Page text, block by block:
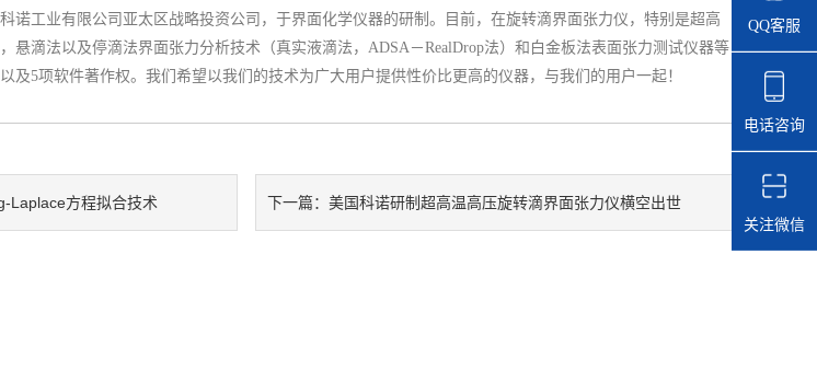
诺工业有限公司亚太区战略投资公司，于界面化学仪器的研制。目前，在旋转滴界面张力仪，特别是超高
悬滴法以及停滴法界面张力分析技术（真实液滴法，ADSA－RealDrop法）和白金板法表面张力测试仪器等
及5项软件著作权。我们希望以我们的技术为广大用户提供性价比更高的仪器，与我们的用户一起！
Laplace方程拟合技术 下一篇：美国科诺研制超高温高压旋转滴界面张力仪横空出世
QQ客服
电话咨询
关注微信